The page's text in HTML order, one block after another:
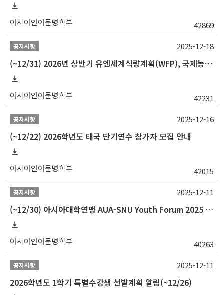
아시아언어문명학부 42869
공지사항
(~12/31) 2026년 상반기 유엔세계식량계획(WFP), 국제농업개발기금(IFAD) 및 유엔아동기금(UNICEF) 인턴십 프로그램 참가자 모집
아시아언어문명학부 42231
2025-12-18
공지사항
(~12/22) 2026학년도 태국 단기연수 참가자 모집 안내
아시아언어문명학부 42015
2025-12-16
공지사항
(~12/30) 아시아대학연맹 AUA-SNU Youth Forum 2025 참가자 선발 안내
아시아언어문명학부 40263
2025-12-11
공지사항
2026학년도 1학기 특별수강생 선발계획 알림(~12/26)
2025-12-11